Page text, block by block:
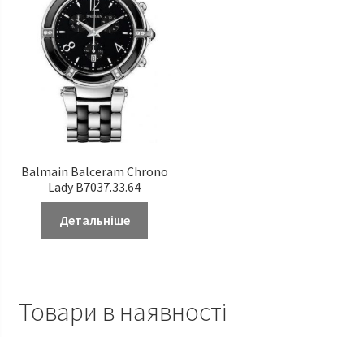
Balmain Balceram Chrono
Lady B7037.33.64
Детальніше
Товари в наявності